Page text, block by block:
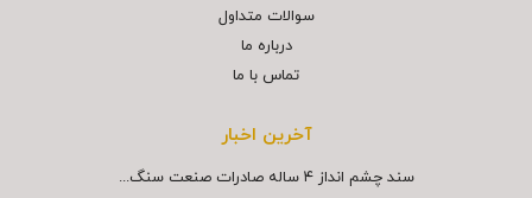
سوالات متداول
درباره ما
تماس با ما
آخرین اخبار
سند چشم انداز ۴ ساله صادرات صنعت سنگ...